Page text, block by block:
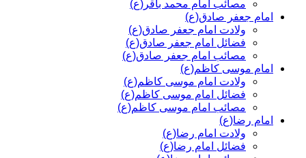
مصائب امام محمد باقر(ع)
امام جعفر صادق(ع)
ولادت امام جعفر صادق(ع)
فضائل امام جعفر صادق(ع)
مصائب امام جعفر صادق(ع)
امام موسی کاظم(ع)
ولادت امام موسی کاظم(ع)
فضائل امام موسی کاظم(ع)
مصائب امام موسی کاظم(ع)
امام رضا(ع)
ولادت امام رضا(ع)
فضائل امام رضا(ع)